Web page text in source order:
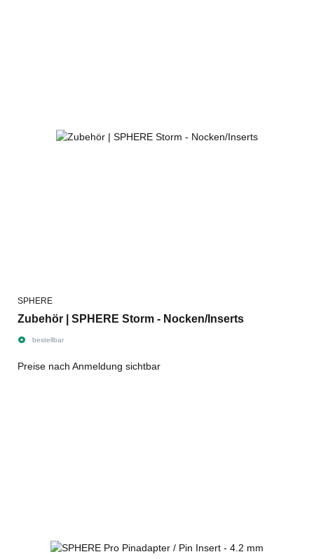
SPHERE
Zubehör | SPHERE Storm - Nocken/Inserts
bestellbar
Preise nach Anmeldung sichtbar